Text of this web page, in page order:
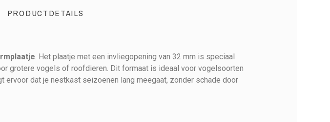
PRODUCTDETAILS
. Het plaatje met een invliegopening van 32 mm is speciaal
grotere vogels of roofdieren. Dit formaat is ideaal voor vogelsoorten
dat je nestkast seizoenen lang meegaat, zonder schade door